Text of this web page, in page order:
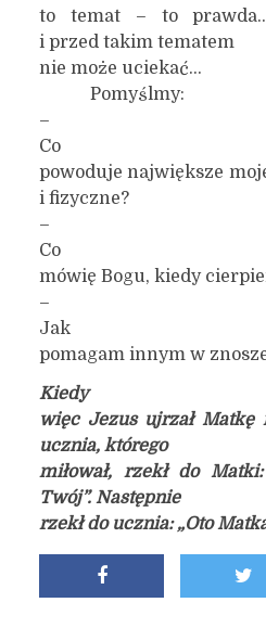
to temat – to
i przed takim tematem
nie może uciekać…
Pomyślmy:
–
Co
powoduje największe
i fizyczne?
–
Co
mówię Bogu, kiedy
–
Jak
pomagam innym w
Kiedy
więc Jezus ujrzał Matkę
ucznia, którego
miłował, rzekł do
Twój”. Następnie
rzekł do ucznia: „Oto